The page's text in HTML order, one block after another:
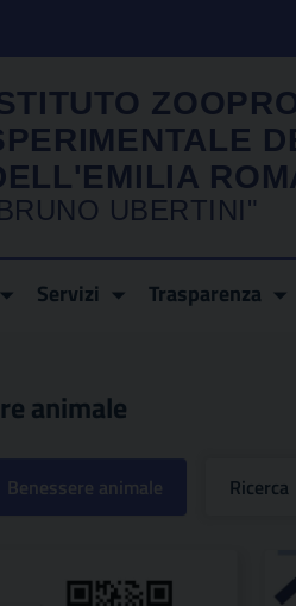
UBERTINI"
Servizi Trasparenza
animale
Benessere animale Ricerca